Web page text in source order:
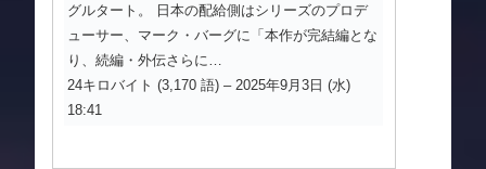
グルタート。 日本の配給側はシリーズのプロデ
ューサー、マーク・バーグに「本作が完結編とな
り、続編・外伝さらに…
24キロバイト (3,170 語) – 2025年9月3日 (水)
18:41